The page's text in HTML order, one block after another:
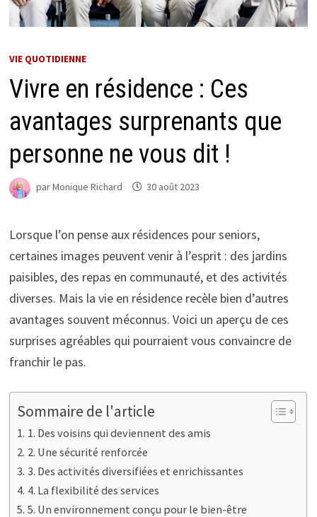
VIE QUOTIDIENNE
Vivre en résidence : Ces
avantages surprenants que
personne ne vous dit !
parMonique Richard 30 août 2023
Lorsque l’on pense aux résidences pour seniors,
certaines images peuvent venir à l’esprit : des jardins
paisibles, des repas en communauté, et des activités
diverses. Mais la vie en résidence recèle bien d’autres
avantages souvent méconnus. Voici un aperçu de ces
surprises agréables qui pourraient vous convaincre de
franchir le pas.
Sommaire de l'article
1. Des voisins qui deviennent des amis
2. Une sécurité renforcée
3. Des activités diversifiées et enrichissantes
4. La flexibilité des services
5. Un environnement conçu pour le bien-être